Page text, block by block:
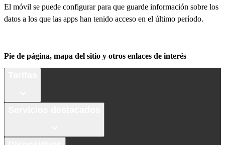
El móvil se puede configurar para que guarde información sobre los
datos a los que las apps han tenido acceso en el último período.
Pie de página, mapa del sitio y otros enlaces de interés